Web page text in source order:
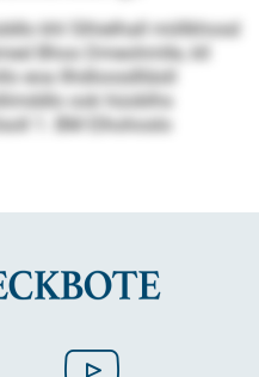
khl Slhielhall miillkhosd
Bhoo Dmeohmlle, kll
eoa Ilhdloosdlläsll
ook hüoblhs
1. BM Elhohoslo